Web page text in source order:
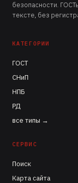
безопасности.
тексте, без
КАТЕГОРИИ
ГОСТ
СНиП
НПБ
РД
все типы →
СЕРВИС
Поиск
Карта сайта